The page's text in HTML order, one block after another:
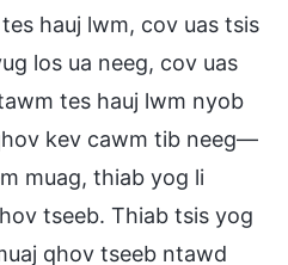
hauj lwm, cov uas tsis
los ua neeg, cov uas
tes hauj lwm nyob
kev cawm tib neeg—
muag, thiab yog li
tseeb. Thiab tsis yog
qhov tseeb ntawd